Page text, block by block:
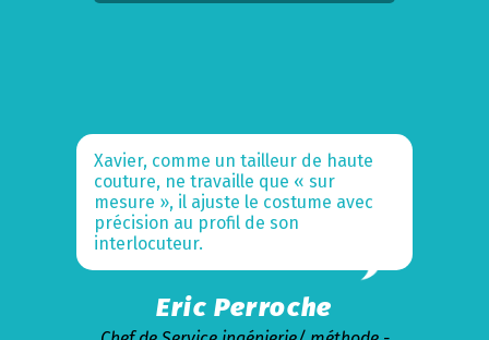
Xavier, comme un tailleur de haute
couture, ne travaille que « sur
mesure », il ajuste le costume avec
précision au profil de son
interlocuteur.
Eric Perroche